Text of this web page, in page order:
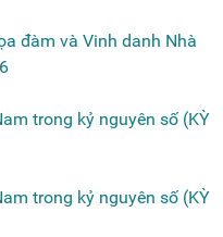
đàm và Vinh danh Nhà
trong kỷ nguyên số (KỲ
trong kỷ nguyên số (KỲ